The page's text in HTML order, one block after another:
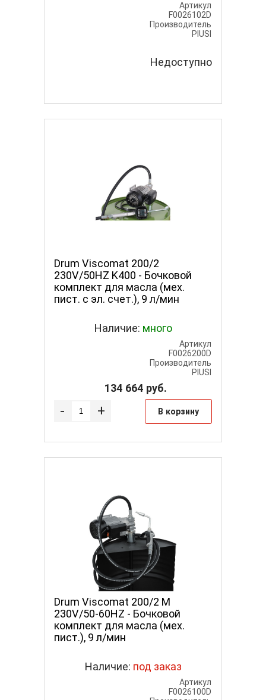
Артикул
F0026102D
Производитель
PIUSI
Недоступно
Drum Viscomat 200/2
230V/50HZ K400 - Бочковой
комплект для масла (мех.
пист. с эл. счет.), 9 л/мин
Наличие: много
Артикул
F0026200D
Производитель
PIUSI
134 664 руб.
- + В корзину
Drum Viscomat 200/2 M
230V/50-60HZ - Бочковой
комплект для масла (мех.
пист.), 9 л/мин
Наличие: под заказ
Артикул
F0026100D